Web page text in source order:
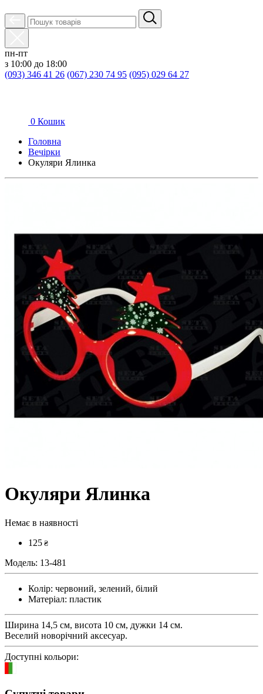
пн-пт
з 10:00 до 18:00
(093) 346 41 26 (067) 230 74 95 (095) 029 64 27
0 Кошик
Головна
Вечірки
Окуляри Ялинка
Окуляри Ялинка
Немає в наявності
125 ₴
Модель: 13-481
Колір: червоний, зелений, білий
Матеріал: пластик
Ширина 14,5 см, висота 10 см, дужки 14 см.
Веселий новорічний аксесуар.
Доступні кольори: